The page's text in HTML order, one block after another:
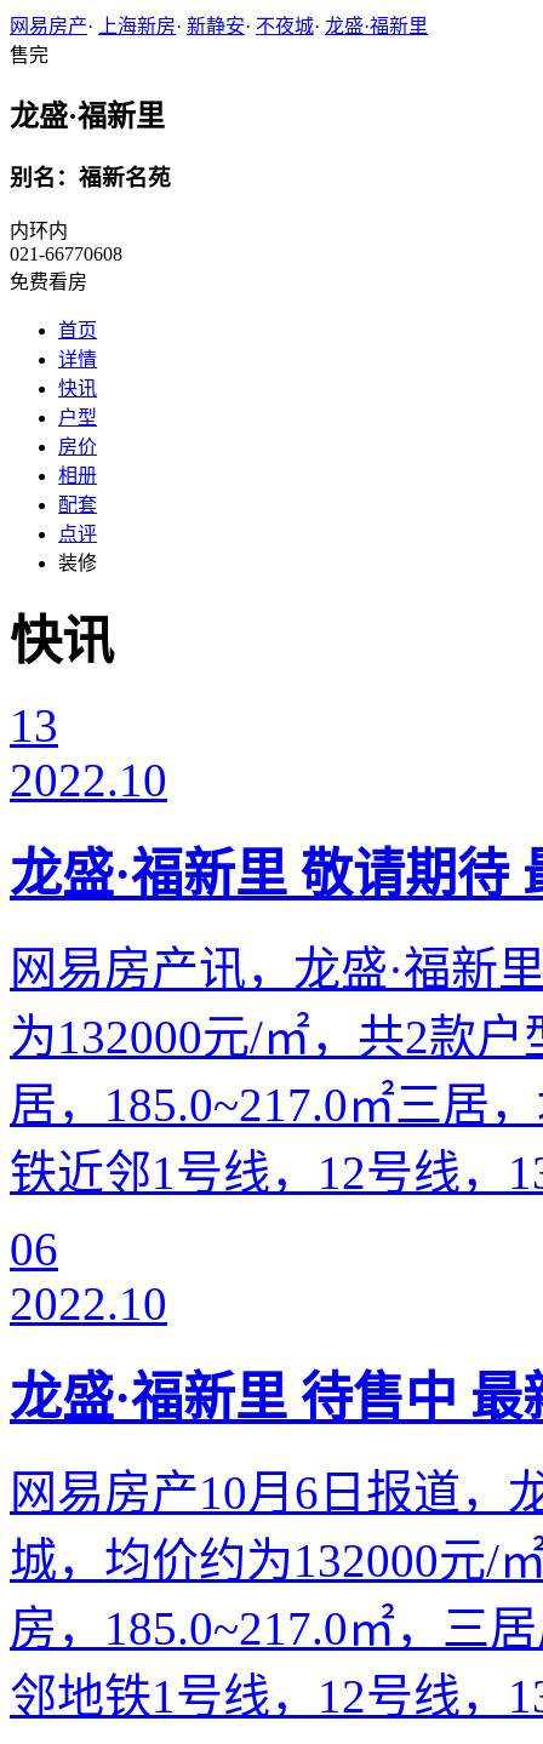
网易房产· 上海新房· 新静安· 不夜城· 龙盛·福新里
售完
龙盛·福新里
别名：福新名苑
内环内
021-66770608
免费看房
首页
详情
快讯
户型
房价
相册
配套
点评
装修
快讯
13
2022.10
龙盛·福新里 敬请期待
网易房产讯，龙盛·福新
为132000元/㎡，共2款
居，185.0~217.0㎡三居
铁近邻1号线，12号线，
06
2022.10
龙盛·福新里 待售中
网易房产10月6日报道，
城，均价约为132000元/
房，185.0~217.0㎡，三
邻地铁1号线，12号线，